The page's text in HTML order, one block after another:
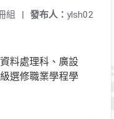
發布人： ylsh02
組 |
料處理科、廣設
選修職業學程學